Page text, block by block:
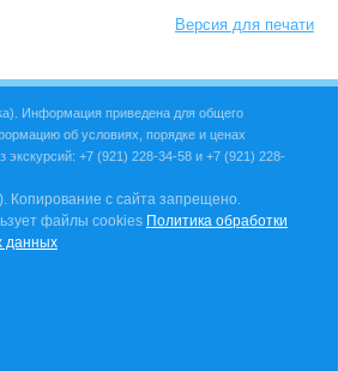
Версия для печати
Информация приведена для общего
об условиях, порядке и ценах
экскурсий: +7 (921) 228-34-58 и +7 (921) 228-
Копирование с сайта запрещено.
файлы cookies Политика обработки
данных